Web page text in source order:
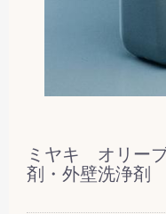
ミヤキ オリー
剤・外壁洗浄剤